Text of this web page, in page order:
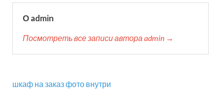
О admin
Посмотреть все записи автора admin →
шкаф на заказ фото внутри